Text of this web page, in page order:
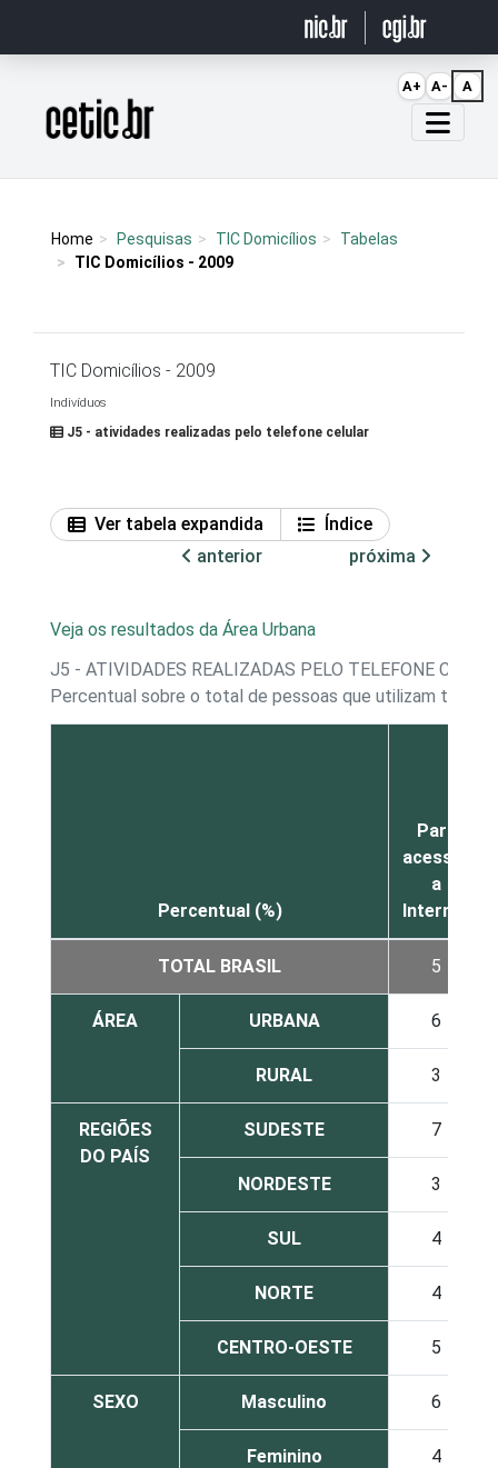
Página inicial
Home Pesquisas TIC Domicílios
Tabelas
TIC Domicílios - 2009
TIC Domicílios - 2009
Indivíduos
J5 - atividades realizadas pelo telefone celular
Ver tabela expandida
Índice
anterior
próxima
Veja os resultados da Área Urbana
J5 - ATIVIDADES REALIZADAS PELO TELEFONE
Percentual sobre o total de pessoas que utilizam
Percentual (%)
Para
acessar
a
Internet
TOTAL BRASIL 5
ÁREA URBANA 6
RURAL 3
REGIÕES
DO PAÍS
SUDESTE 7
NORDESTE 3
SUL 4
NORTE 4
CENTRO-OESTE 5
SEXO Masculino 6
Feminino 4
A+ A- A